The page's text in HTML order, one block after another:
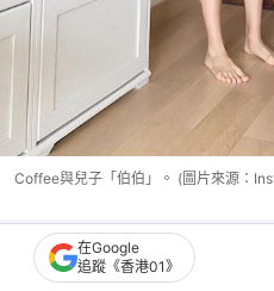
Coffee與兒子「伯伯」。 (圖片來源：
在Google
追蹤《香港01》